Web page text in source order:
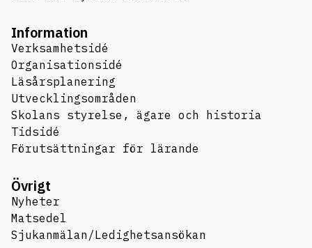
Information
Verksamhetsidé
Organisationsidé
Läsårsplanering
Utvecklingsområden
Skolans styrelse, ägare och historia
Tidsidé
Förutsättningar för lärande
Övrigt
Nyheter
Matsedel
Sjukanmälan/Ledighetsansökan